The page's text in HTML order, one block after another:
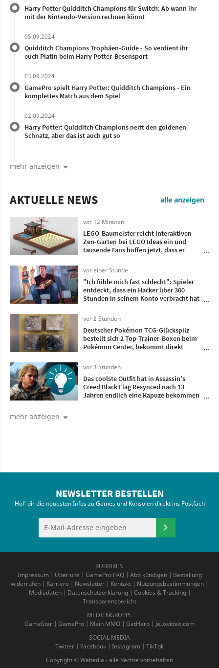
Harry Potter Quidditch Champions für Switch: Ab wann ihr
mit der Nintendo-Version rechnen könnt
05.09.2024
Quidditch Champions Trophäen-Guide - So verdient ihr
euch Platin beim Harry Potter-Besensport
03.09.2024
GamePro spielt Harry Potter: Quidditch Champions - Ein
komplettes Match aus dem Spiel
02.09.2024
Harry Potter: Quidditch Champions nerft den goldenen
Schnatz, aber das ist auch gut so
mehr anzeigen
AKTUELLE NEWS alle anzeigen
vor 12 Minuten
LEGO-Baumeister reicht interaktiven
Zen-Garten bei LEGO Ideas ein und
tausende Fans hoffen jetzt, dass er
vor einer Stunde
"Ich fühle mich fast schlecht": Spieler
entdeckt, dass ein Hacker über 300
Stunden in seinem Konto verbracht hat
vor 2 Stunden
Deutscher Pokémon TCG-Glückspilz
bestellt sich 2 Top-Trainer-Boxen beim
Pokémon Center, bekommt direkt
vor 3 Stunden
Das coolste Outfit hat in Assassin's
Creed Black Flag Resynced nach 13
Jahren endlich eine Kapuze bekommen
mehr anzeigen
NEWSLETTER BESTELLEN
Hol' dir die neuesten Infos zu Games und Konsolen direkt ins Postfach
RUBRIKEN
Impressum| Über uns | GamePro FAQ| Abo kündigen| Bestellung
widerrufen | Karriere | Newsletter | Kontakt | Nutzungsbestimmungen |
Mediadaten| Datenschutzerklärung| Cookies & Tracking|
Transparenzbericht
MEDIENGRUPPE
GameStar | GamePro | Mein MMO | GetHero | Jeuxvideo.com
SOCIAL MEDIA
Twitter | Facebook | Instagram | TikTok
Copyright © Webedia - alle Rechte vorbehalten